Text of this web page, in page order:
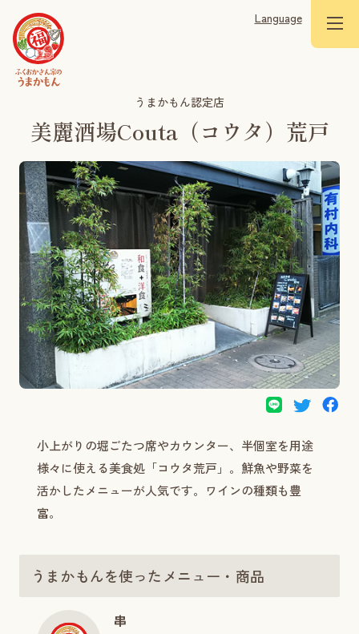
Language
うまかもん認定店
美麗酒場Couta（コウタ）荒戸
小上がりの堀ごたつ席やカウンター、半個室を用途
様々に使える美食処「コウタ荒戸」。鮮魚や野菜を
活かしたメニューが人気です。ワインの種類も豊
富。
うまかもんを使ったメニュー・商品
串